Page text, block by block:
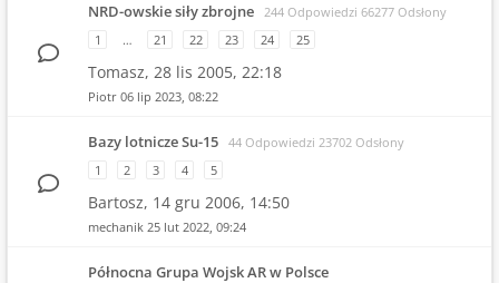
NRD-owskie siły zbrojne 244 Odpowiedzi 66277 Odsłony
1
… 21 22 23 24 25
Tomasz, 28 lis 2005, 22:18
Piotr 06 lip 2023, 08:22
Bazy lotnicze Su-15 44 Odpowiedzi 23702 Odsłony
1
2 3 4 5
Bartosz, 14 gru 2006, 14:50
mechanik 25 lut 2022, 09:24
Północna Grupa Wojsk AR w Polsce